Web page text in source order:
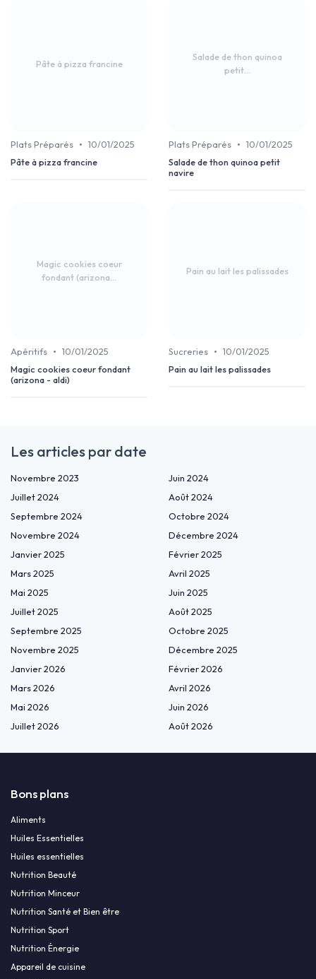
Pâte à pizza francine
Plats Préparés • 10/01/2025
Pâte à pizza francine
Salade de thon quinoa
petit...
Plats Préparés • 10/01/2025
Salade de thon quinoa petit
navire
Magic cookies coeur
fondant (arizona...
Apéritifs • 10/01/2025
Magic cookies coeur fondant
(arizona - aldi)
Pain au lait les palissades
Sucreries • 10/01/2025
Pain au lait les palissades
Les articles par date
Novembre 2023
Juin 2024
Juillet 2024
Août 2024
Septembre 2024
Octobre 2024
Novembre 2024
Décembre 2024
Janvier 2025
Février 2025
Mars 2025
Avril 2025
Mai 2025
Juin 2025
Juillet 2025
Août 2025
Septembre 2025
Octobre 2025
Novembre 2025
Décembre 2025
Janvier 2026
Février 2026
Mars 2026
Avril 2026
Mai 2026
Juin 2026
Juillet 2026
Août 2026
Bons plans
Aliments
Huiles Essentielles
Huiles essentielles
Nutrition Beauté
Nutrition Minceur
Nutrition Santé et Bien être
Nutrition Sport
Nutrition Énergie
Appareil de cuisine